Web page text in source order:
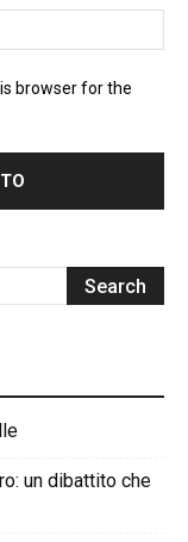
browser for the
un dibattito che